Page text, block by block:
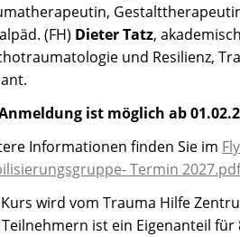
(FH) Dieter Tatz,
und Resilienz,
ist möglich ab
Informationen finden Sie im
Termin
wird vom Trauma Hilfe
ist ein Eigenanteil für